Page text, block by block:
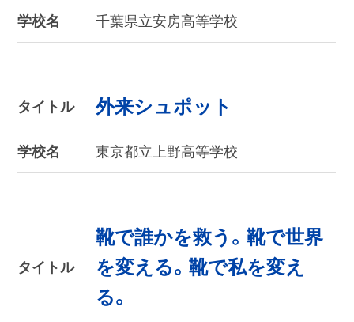
学校名 千葉県立安房高等学校
タイトル 外来シュポット
学校名 東京都立上野高等学校
タイトル
靴で誰かを救う。靴で世界
を変える。靴で私を変え
る。